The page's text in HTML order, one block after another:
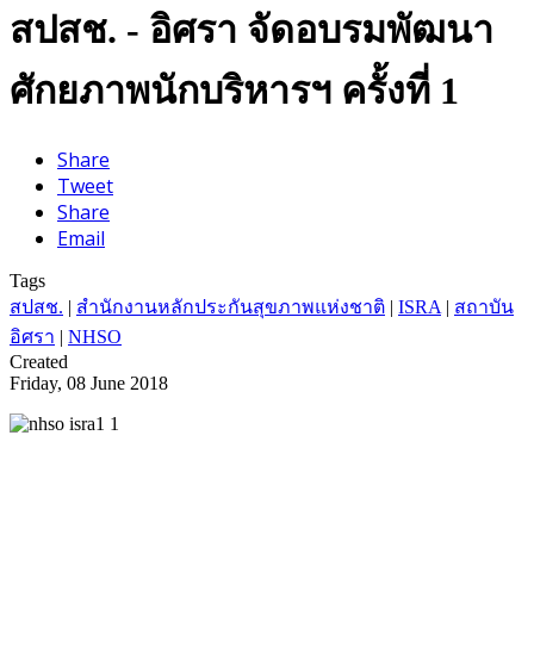
สปสช. - อิศรา จัดอบรมพัฒนา
ศักยภาพนักบริหารฯ ครั้งที่ 1
Share
Tweet
Share
Email
Tags
สปสช. | สำนักงานหลักประกันสุขภาพแห่งชาติ | ISRA | สถาบัน
อิศรา | NHSO
Created
Friday, 08 June 2018